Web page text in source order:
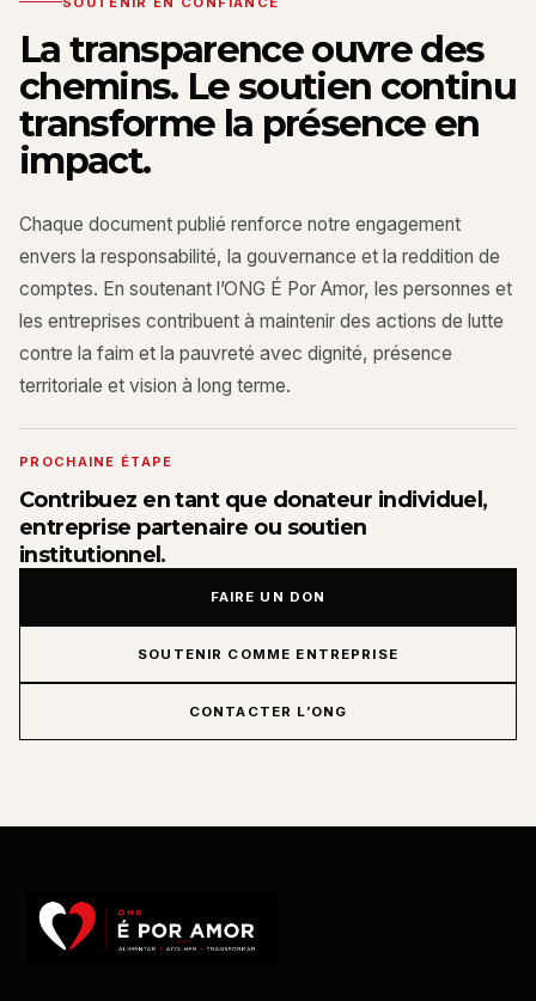
La transparence ouvre des
chemins. Le soutien continu
transforme la présence en
impact.
Chaque document publié renforce notre engagement
envers la responsabilité, la gouvernance et la reddition de
comptes. En soutenant l’ONG É Por Amor, les personnes et
les entreprises contribuent à maintenir des actions de lutte
contre la faim et la pauvreté avec dignité, présence
territoriale et vision à long terme.
PROCHAINE ÉTAPE
Contribuez en tant que donateur individuel,
entreprise partenaire ou soutien
institutionnel.
FAIRE UN DON
SOUTENIR COMME ENTREPRISE
CONTACTER L’ONG